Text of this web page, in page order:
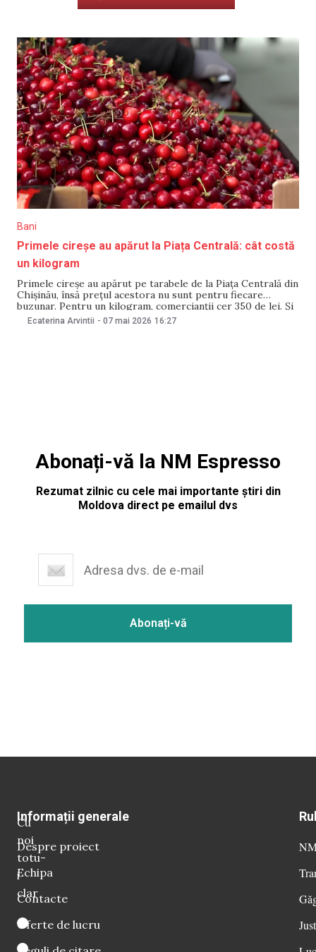
Bani
Primele cireșe au apărut la Piața Centrală: cât costă
un kilogram
Primele cireșe au apărut pe tarabele de la Piața Centrală din
Chișinău, însă prețul acestora nu sunt pentru fiecare
buzunar. Pentru un kilogram, comercianții cer 350 de lei. Și
alte fructe de sezon se vând la prețuri ridicate. Un kilogram
Ecaterina Arvintii - 07 mai 2026 16:27
Abonați-vă la NM Espresso
Rezumat zilnic cu cele mai importante știri din
Moldova direct pe emailul dvs
Cu
noi
totu-
i
clar
Informații generale
Despre proiect
Echipa
Contacte
Oferte de lucru